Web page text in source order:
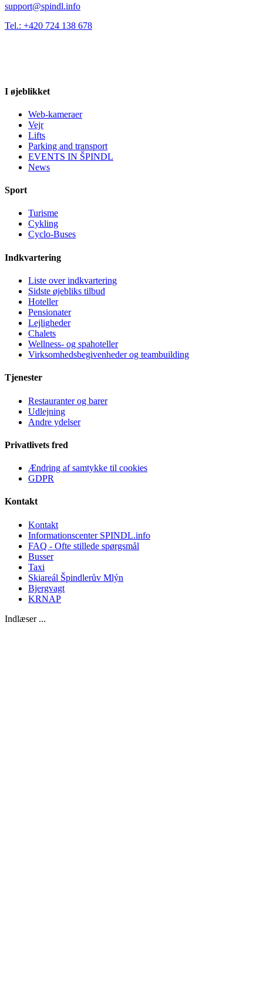
support@spindl.info
Tel.: +420 724 138 678
I øjeblikket
Web-kameraer
Vejr
Lifts
Parking and transport
EVENTS IN ŠPINDL
News
Sport
Turisme
Cykling
Cyclo-Buses
Indkvartering
Liste over indkvartering
Sidste øjebliks tilbud
Hoteller
Pensionater
Lejligheder
Chalets
Wellness- og spahoteller
Virksomhedsbegivenheder og teambuilding
Tjenester
Restauranter og barer
Udlejning
Andre ydelser
Privatlivets fred
Ændring af samtykke til cookies
GDPR
Kontakt
Kontakt
Informationscenter SPINDL.info
FAQ - Ofte stillede spørgsmål
Busser
Taxi
Skiareál Špindlerův Mlýn
Bjergvagt
KRNAP
Indlæser ...